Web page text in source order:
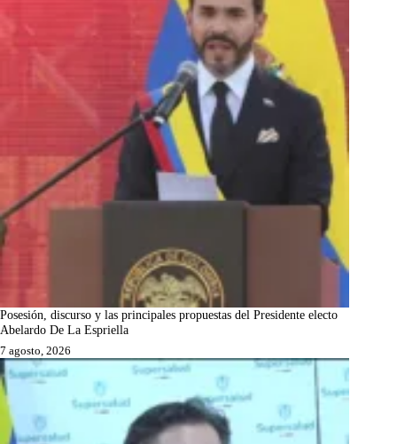
Posesión, discurso y las principales propuestas del Presidente electo
Abelardo De La Espriella
7 agosto, 2026